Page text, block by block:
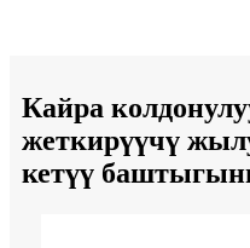
Кайра
жеткирүүчү
кетүү